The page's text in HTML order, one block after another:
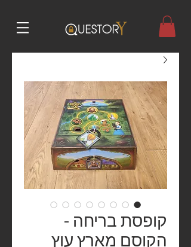
קופסת בריחה -
הקוסם מארץ עוץ